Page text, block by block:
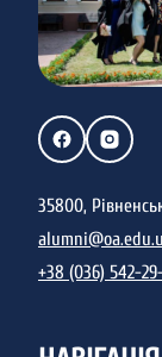
35800,
+38 (036) 542-